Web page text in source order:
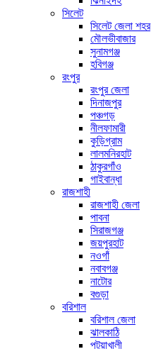
সিলেট
সিলেট জেলা শহর
মৌলভীবাজার
সুনামগঞ্জ
হবিগঞ্জ
রংপুর
রংপুর জেলা
দিনাজপুর
পঞ্চগড়
নীলফামারী
কুড়িগ্রাম
লালমনিরহাট
ঠাকুরগাঁও
গাইবান্ধা
রাজশাহী
রাজশাহী জেলা
পাবনা
সিরাজগঞ্জ
জয়পুরহাট
নওগাঁ
নবাবগঞ্জ
নাটোর
বগুড়া
বরিশাল
বরিশাল জেলা
ঝালকাঠি
পটুয়াখালী